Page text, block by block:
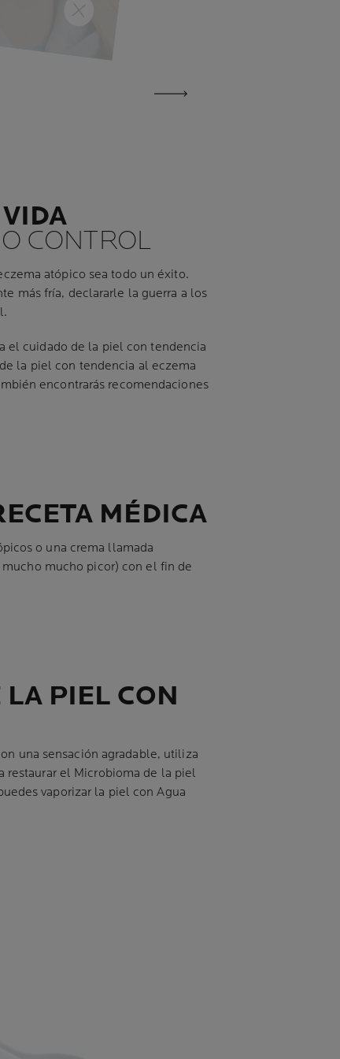
CONTROL
atópico sea todo un éxito.
más fría, declararle la guerra a los
el cuidado de la piel con tendencia
la piel con tendencia al eczema
encontrarás recomendaciones
MÉDICA
o una crema llamada
mucho picor) con el fin de
PIEL CON
una sensación agradable, utiliza
restaurar el Microbioma de la piel
vaporizar la piel con Agua